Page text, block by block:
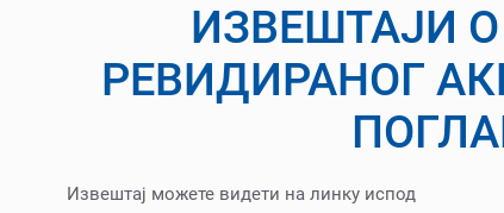
ИЗВЕШТАЈИ
РЕВИДИРАНОГ
Извештај можете видети на линку испод